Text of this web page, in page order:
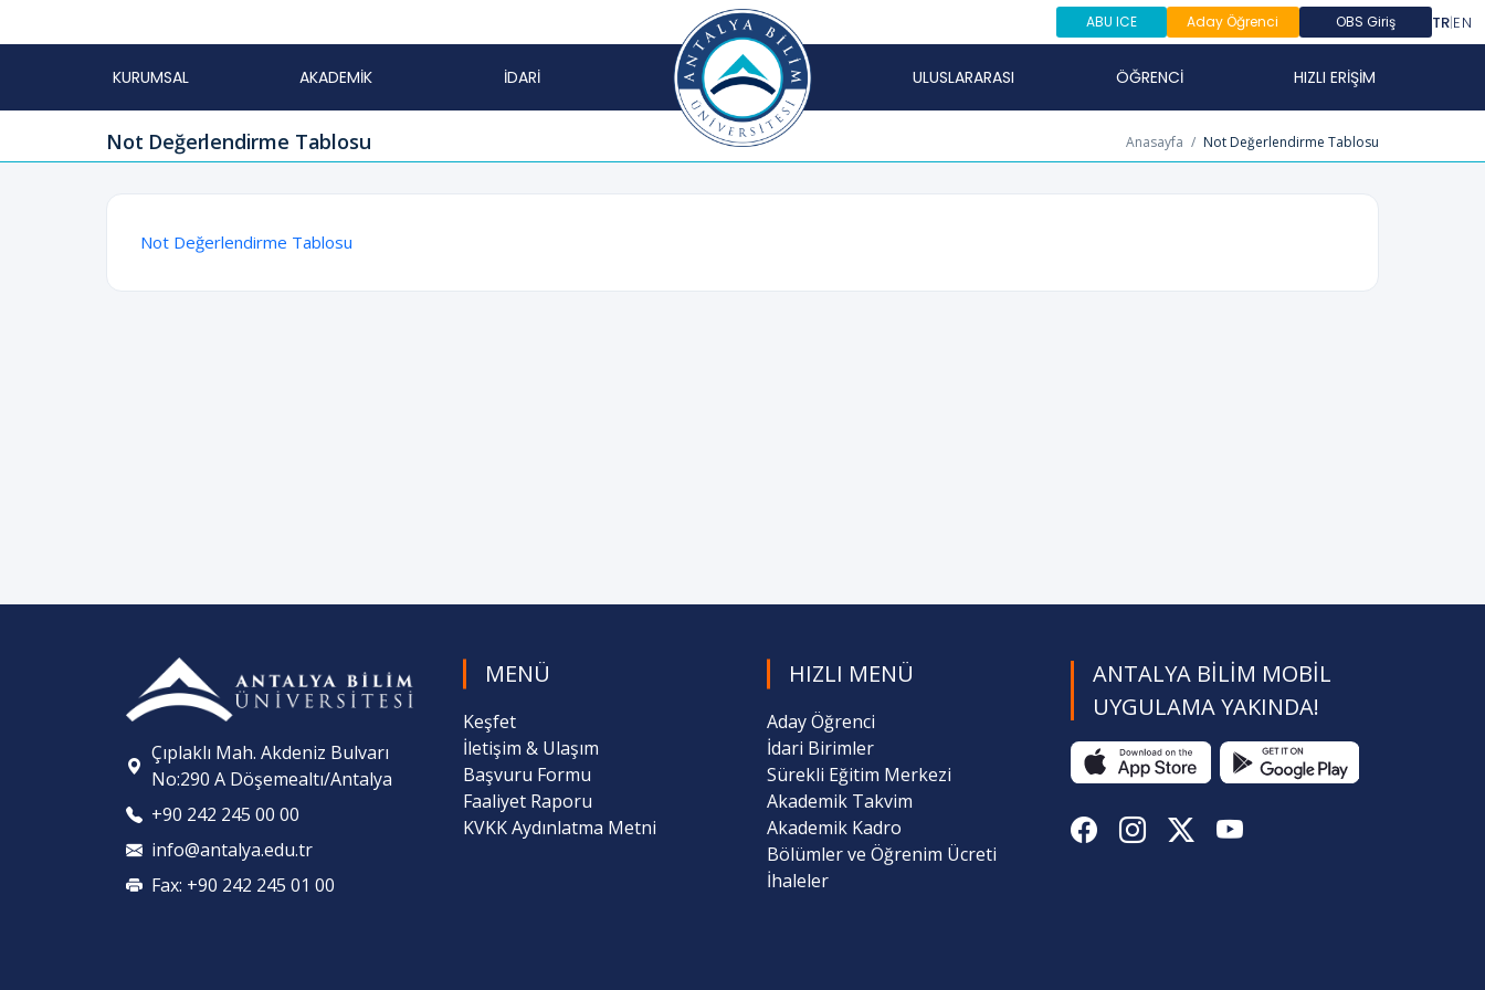
ABU ICE Aday Öğrenci OBS Giriş TR|EN
KURUMSAL AKADEMİK İDARİ ULUSLARARASI ÖĞRENCİ HIZLI ERİŞİM
Not Değerlendirme Tablosu Anasayfa / Not Değerlendirme Tablosu
Not Değerlendirme Tablosu
Çıplaklı Mah. Akdeniz Bulvarı
No:290 A Döşemealtı/Antalya
+90 242 245 00 00
info@antalya.edu.tr
Fax: +90 242 245 01 00
MENÜ
Keşfet
İletişim & Ulaşım
Başvuru Formu
Faaliyet Raporu
KVKK Aydınlatma Metni
HIZLI MENÜ
Aday Öğrenci
İdari Birimler
Sürekli Eğitim Merkezi
Akademik Takvim
Akademik Kadro
Bölümler ve Öğrenim Ücreti
İhaleler
ANTALYA BILIM MOBIL
UYGULAMA YAKINDA!